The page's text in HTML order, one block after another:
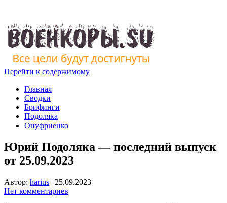
Перейти к содержимому
Главная
Сводки
Брифинги
Подоляка
Онуфриенко
Юрий Подоляка — последний выпуск
от 25.09.2023
Автор: harius | 25.09.2023
Нет комментариев